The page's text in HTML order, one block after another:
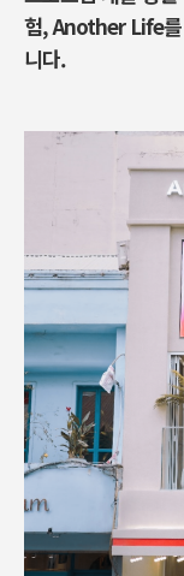
험, Another Life를
니다.